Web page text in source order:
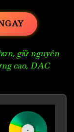
giữ nguyên
cao, DAC